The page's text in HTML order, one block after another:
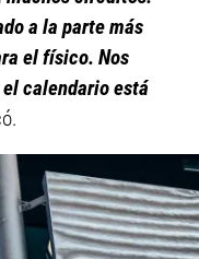
a la parte más
el físico. Nos
calendario está